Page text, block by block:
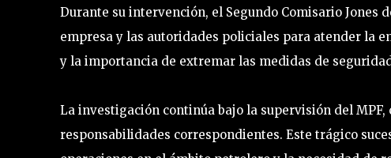
Durante su intervención, el Segundo Comisario Jones
empresa y las autoridades policiales para atender la
y la importancia de extremar las medidas de
La investigación continúa bajo la supervisión del
responsabilidades correspondientes. Este trágico